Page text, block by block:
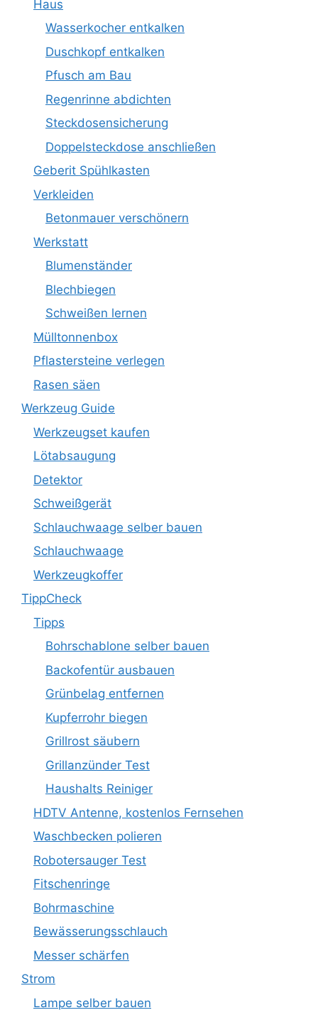
Haus
Wasserkocher entkalken
Duschkopf entkalken
Pfusch am Bau
Regenrinne abdichten
Steckdosensicherung
Doppelsteckdose anschließen
Geberit Spühlkasten
Verkleiden
Betonmauer verschönern
Werkstatt
Blumenständer
Blechbiegen
Schweißen lernen
Mülltonnenbox
Pflastersteine verlegen
Rasen säen
Werkzeug Guide
Werkzeugset kaufen
Lötabsaugung
Detektor
Schweißgerät
Schlauchwaage selber bauen
Schlauchwaage
Werkzeugkoffer
TippCheck
Tipps
Bohrschablone selber bauen
Backofentür ausbauen
Grünbelag entfernen
Kupferrohr biegen
Grillrost säubern
Grillanzünder Test
Haushalts Reiniger
HDTV Antenne, kostenlos Fernsehen
Waschbecken polieren
Robotersauger Test
Fitschenringe
Bohrmaschine
Bewässerungsschlauch
Messer schärfen
Strom
Lampe selber bauen